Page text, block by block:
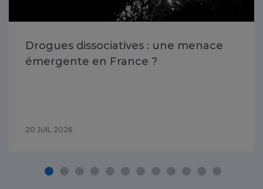
Drogues dissociatives : une menace
émergente en France ?
20 JUIL 2026